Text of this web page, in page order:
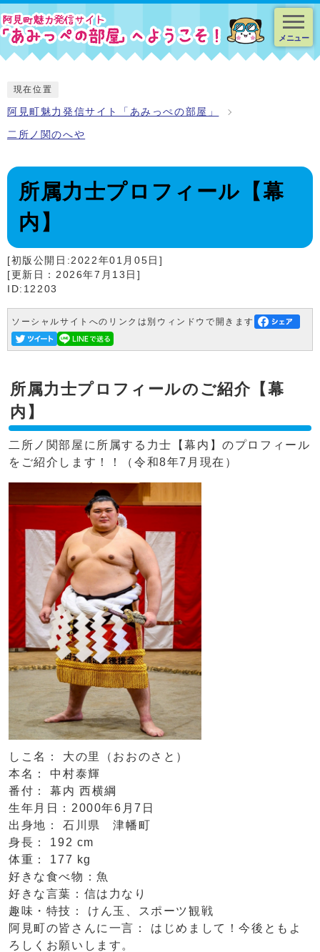
スマートフォン表示用の情報をスキップ
メニュー
現在位置
阿見町魅力発信サイト「あみっぺの部屋」
二所ノ関のへや
所属力士プロフィール【幕
内】
[初版公開日:2022年01月05日]
[更新日：2026年7月13日]
ID:12203
ソーシャルサイトへのリンクは別ウィンドウで開きます
所属力士プロフィールのご紹介【幕
内】
二所ノ関部屋に所属する力士【幕内】のプロフィール
をご紹介します！！（令和8年7月現在）
しこ名： 大の里（おおのさと）
本名： 中村泰輝
番付： 幕内 西横綱
生年月日：2000年6月7日
出身地： 石川県 津幡町
身長： 192 cm
体重： 177 kg
好きな食べ物：魚
好きな言葉：信は力なり
趣味・特技： けん玉、スポーツ観戦
阿見町の皆さんに一言： はじめまして！今後ともよ
ろしくお願いします。